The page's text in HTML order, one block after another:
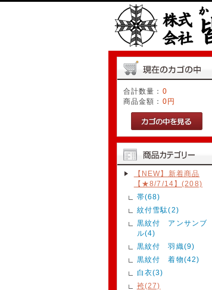
合計数量： 0
商品金額： 0円
【NEW】新着商品
【★8/7/14】(208)
帯(68)
紋付雪駄(2)
黒紋付 アンサンブ
ル(4)
黒紋付 羽織(9)
黒紋付 着物(42)
白衣(3)
袴(27)